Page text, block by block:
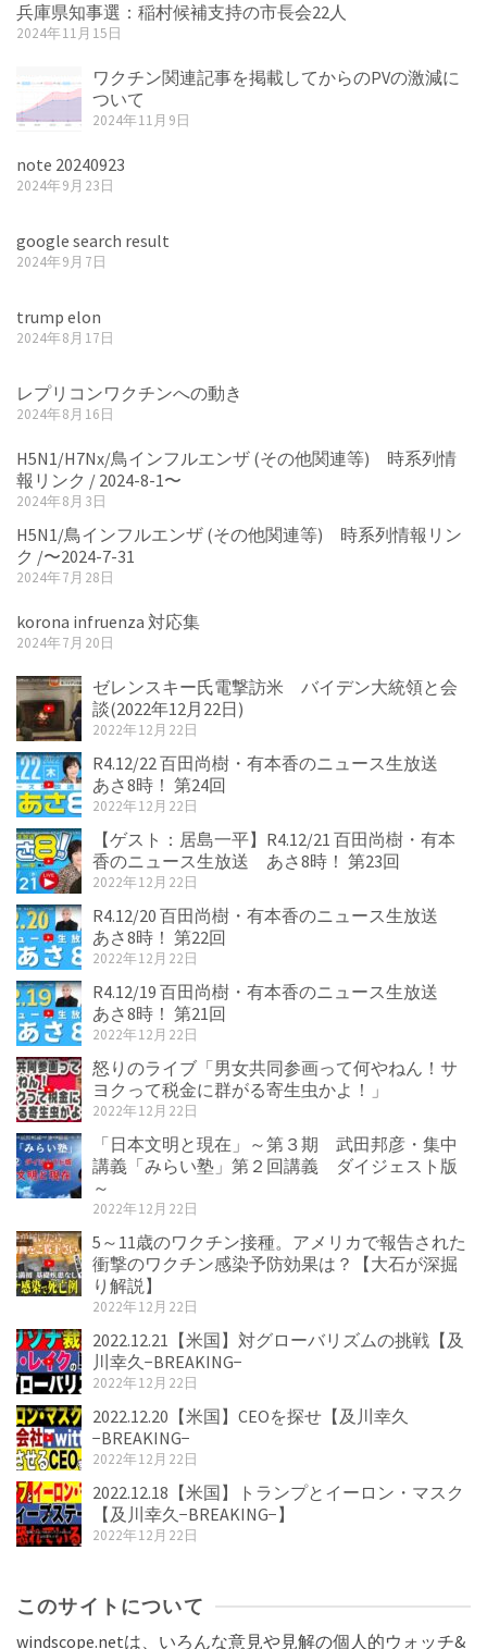
兵庫県知事選：稲村候補支持の市長会22人
2024年11月15日
ワクチン関連記事を掲載してからのPVの激減に
ついて
2024年11月9日
note 20240923
2024年9月23日
google search result
2024年9月7日
trump elon
2024年8月17日
レプリコンワクチンへの動き
2024年8月16日
H5N1/H7Nx/鳥インフルエンザ (その他関連等) 時系列情
報リンク / 2024-8-1〜
2024年8月3日
H5N1/鳥インフルエンザ (その他関連等) 時系列情報リン
ク /〜2024-7-31
2024年7月28日
korona infruenza 対応集
2024年7月20日
ゼレンスキー氏電撃訪米 バイデン大統領と会
談(2022年12月22日)
2022年12月22日
R4.12/22 百田尚樹・有本香のニュース生放送
あさ8時！ 第24回
2022年12月22日
【ゲスト：居島一平】R4.12/21 百田尚樹・有本
香のニュース生放送 あさ8時！ 第23回
2022年12月22日
R4.12/20 百田尚樹・有本香のニュース生放送
あさ8時！ 第22回
2022年12月22日
R4.12/19 百田尚樹・有本香のニュース生放送
あさ8時！ 第21回
2022年12月22日
怒りのライブ「男女共同参画って何やねん！サ
ヨクって税金に群がる寄生虫かよ！」
2022年12月22日
「日本文明と現在」～第３期 武田邦彦・集中
講義「みらい塾」第２回講義 ダイジェスト版
～
2022年12月22日
5～11歳のワクチン接種。アメリカで報告された
衝撃のワクチン感染予防効果は？【大石が深掘
り解説】
2022年12月22日
2022.12.21【米国】対グローバリズムの挑戦【及
川幸久−BREAKING−
2022年12月22日
2022.12.20【米国】CEOを探せ【及川幸久
−BREAKING−
2022年12月22日
2022.12.18【米国】トランプとイーロン・マスク
【及川幸久−BREAKING−】
2022年12月22日
このサイトについて
windscope.netは、いろんな意見や見解の個人的ウォッチ&